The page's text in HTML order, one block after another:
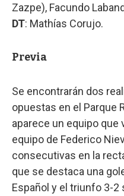
Zazpe), Facundo
DT: Mathías Corujo.
Previa
Se encontrarán dos
opuestas en el Parque
aparece un equipo que
equipo de Federico
consecutivas en la
que se destaca una
Español y el triunfo 3-2